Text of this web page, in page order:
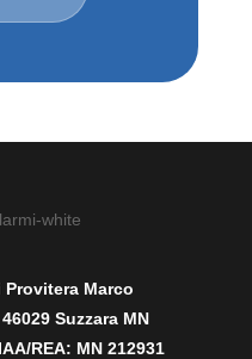
Marco
Suzzara MN
REA: MN 212931